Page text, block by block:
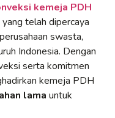
kemeja PDH
yang telah dipercaya
swasta,
Indonesia. Dengan
serta komitmen
kemeja PDH
lama untuk